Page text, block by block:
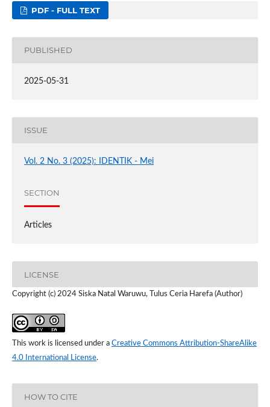
PDF - FULL TEXT
PUBLISHED
2025-05-31
ISSUE
Vol. 2 No. 3 (2025): IDENTIK - Mei
SECTION
Articles
LICENSE
Copyright (c) 2024 Siska Natal Waruwu, Tulus Ceria Harefa (Author)
This work is licensed under a Creative Commons Attribution-ShareAlike
4.0 International License.
HOW TO CITE